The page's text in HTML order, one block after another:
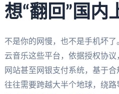
想“翻回”国内
不是你的网慢，也不是手机坏
云音乐这些平台，依据授权协
网站甚至网银支付系统，基于
往往需要跨越大半个地球，绕